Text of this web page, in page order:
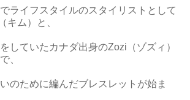
ライフスタイルのスタイリストとして
キム）と、
していたカナダ出身のZozi（ゾズィ）
、
のために編んだブレスレットが始ま